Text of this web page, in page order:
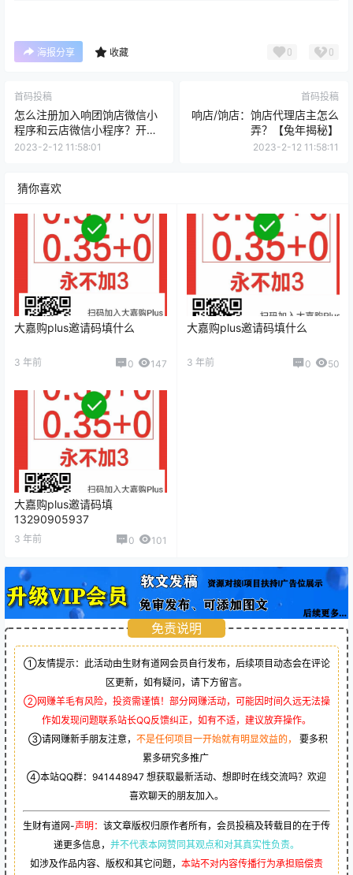
海报分享 收藏 0 0
首码投稿
怎么注册加入响团饷店微信小
程序和云店微信小程序？开网
店店主要钱？
2023-2-12 11:58:01
首码投稿
响店/饷店：饷店代理店主怎么
弄？【兔年揭秘】
2023-2-12 11:58:11
猜你喜欢
大嘉购plus邀请码填什么
3 年前 0 147
大嘉购plus邀请码填什么
3 年前 0 50
大嘉购plus邀请码填
13290905937
3 年前 0 101
免责说明
①友情提示：此活动由生财有道网会员自行发布，后续项目动态会在评论
区更新，如有疑问，请下方留言。
②网赚羊毛有风险，投资需谨慎！部分网赚活动，可能因时间久远无法操
作如发现问题联系站长QQ反馈纠正，如有不适，建议放弃操作。
③请网赚新手朋友注意， 不是任何项目一开始就有明显效益的，
要多积
累多研究多推广
④本站QQ群： 941448947 想获取最新活动、想即时在线交流吗？欢迎
喜欢聊天的朋友加入。
生财有道网-声明： 该文章版权归原作者所有，会员投稿及转载目的在于传
递更多信息， 并不代表本网赞同其观点和对其真实性负责。
如涉及作品内容、版权和其它问题， 本站不对内容传播行为承担赔偿责